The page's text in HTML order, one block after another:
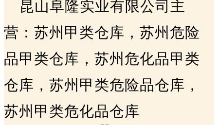
昆山阜隆实业有限公司主
营：苏州甲类仓库，苏州危险
品甲类仓库，苏州危化品甲类
仓库，苏州甲类危险品仓库，
苏州甲类危化品仓库